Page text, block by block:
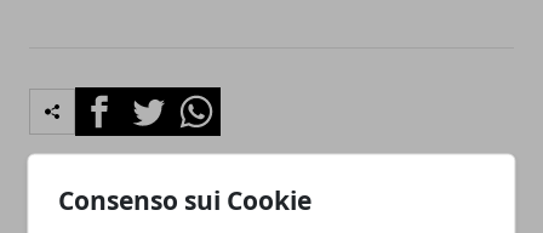
Consenso sui Cookie
FacebookTwitterWhatsapp